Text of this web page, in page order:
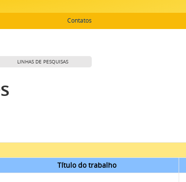
Contatos
LINHAS DE PESQUISAS
Título do trabalho